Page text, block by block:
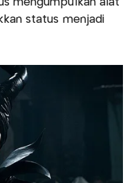
mengumpulkan alat
status menjadi